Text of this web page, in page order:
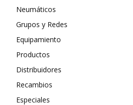
Neumáticos
Grupos y Redes
Equipamiento
Productos
Distribuidores
Recambios
Especiales